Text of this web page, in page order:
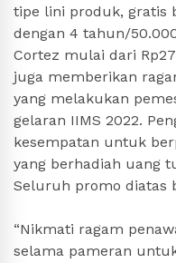
tipe lini produk, gratis
dengan 4 tahun/
Cortez mulai dari
juga memberikan
yang melakukan
gelaran IIMS 2022.
kesempatan untuk
yang berhadiah uang
Seluruh promo diatas
“Nikmati ragam
selama pameran